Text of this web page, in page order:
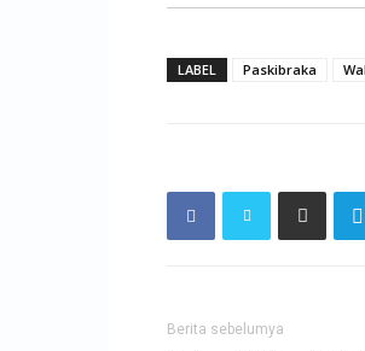
LABEL Paskibraka
Berita sebelumya